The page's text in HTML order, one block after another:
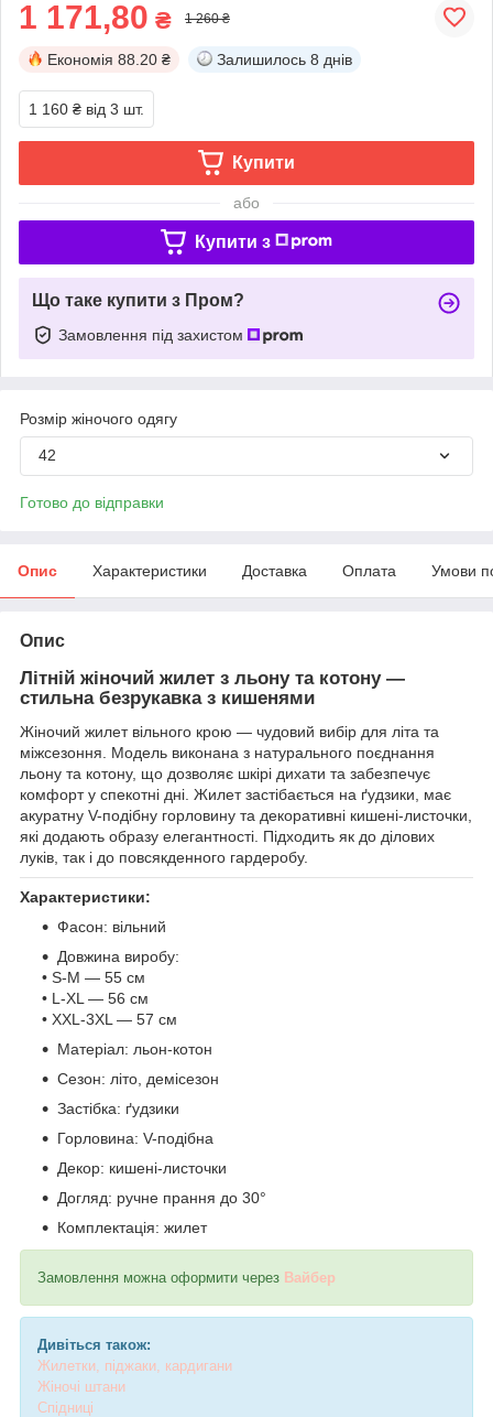
1 171,80 ₴ 1 260 ₴
Економія 88.20 ₴ Залишилось 8 днів
1 160 ₴ від 3 шт.
Купити
або
Купити з
Що таке купити з Пром?
Замовлення під захистом
Розмір жіночого одягу
42
Готово до відправки
Опис Характеристики Доставка Оплата Умови
Опис
Літній жіночий жилет з льону та котону —
стильна безрукавка з кишенями
Жіночий жилет вільного крою — чудовий вибір для літа та
міжсезоння. Модель виконана з натурального поєднання
льону та котону, що дозволяє шкірі дихати та забезпечує
комфорт у спекотні дні. Жилет застібається на ґудзики, має
акуратну V-подібну горловину та декоративні кишені-листочки,
які додають образу елегантності. Підходить як до ділових
луків, так і до повсякденного гардеробу.
Характеристики:
Фасон: вільний
Довжина виробу:
• S-M — 55 см
• L-XL — 56 см
• XXL-3XL — 57 см
Матеріал: льон-котон
Сезон: літо, демісезон
Застібка: ґудзики
Горловина: V-подібна
Декор: кишені-листочки
Догляд: ручне прання до 30°
Комплектація: жилет
Замовлення можна оформити через Вайбер
Дивіться також:
Жилетки, піджаки, кардигани
Жіночі штани
Спідниці